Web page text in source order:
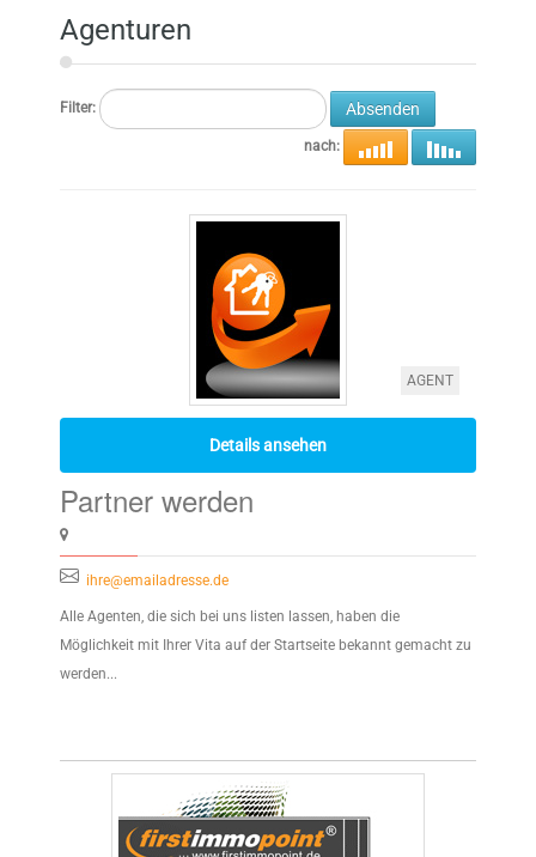
Agenturen
Filter:
nach:
AGENT
Details ansehen
Partner werden
ihre@emailadresse.de
Alle Agenten, die sich bei uns listen lassen, haben die
Möglichkeit mit Ihrer Vita auf der Startseite bekannt gemacht zu
werden...